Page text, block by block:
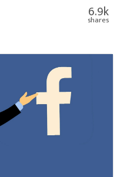
6.9k
shares